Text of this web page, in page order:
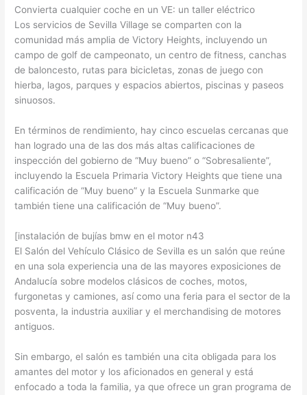
Convierta cualquier coche en un VE: un taller eléctrico
Los servicios de Sevilla Village se comparten con la
comunidad más amplia de Victory Heights, incluyendo un
campo de golf de campeonato, un centro de fitness, canchas
de baloncesto, rutas para bicicletas, zonas de juego con
hierba, lagos, parques y espacios abiertos, piscinas y paseos
sinuosos.
En términos de rendimiento, hay cinco escuelas cercanas que
han logrado una de las dos más altas calificaciones de
inspección del gobierno de “Muy bueno” o “Sobresaliente”,
incluyendo la Escuela Primaria Victory Heights que tiene una
calificación de “Muy bueno” y la Escuela Sunmarke que
también tiene una calificación de “Muy bueno”.
[instalación de bujías bmw en el motor n43
El Salón del Vehículo Clásico de Sevilla es un salón que reúne
en una sola experiencia una de las mayores exposiciones de
Andalucía sobre modelos clásicos de coches, motos,
furgonetas y camiones, así como una feria para el sector de la
posventa, la industria auxiliar y el merchandising de motores
antiguos.
Sin embargo, el salón es también una cita obligada para los
amantes del motor y los aficionados en general y está
enfocado a toda la familia, ya que ofrece un gran programa de